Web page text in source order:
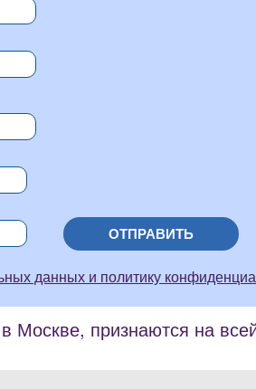
ОТПРАВИТЬ
данных и политику
Москве, признаются на